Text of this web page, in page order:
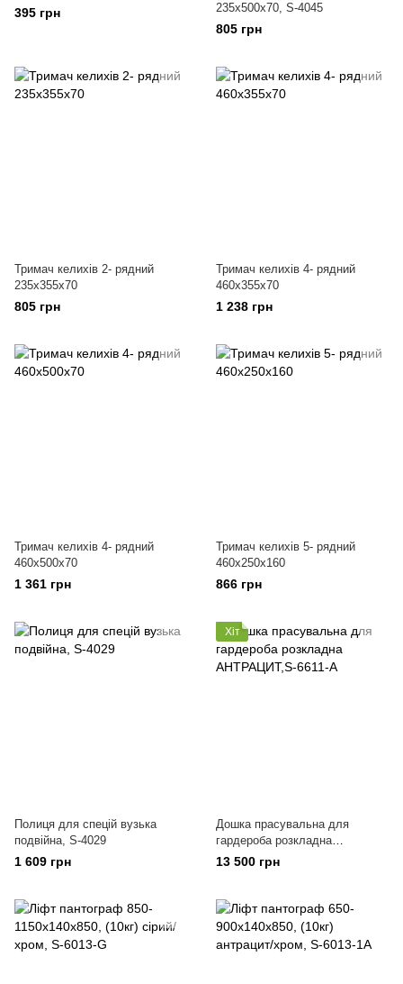
395 грн
235х500х70, S-4045
805 грн
Тримач келихів 2- рядний
235х355х70
805 грн
Тримач келихів 4- рядний
460х355х70
1 238 грн
Тримач келихів 4- рядний
460х500х70
1 361 грн
Тримач келихів 5- рядний
460х250х160
866 грн
Полиця для cпецій вузька
подвійна, S-4029
1 609 грн
Хіт
Дошка прасувальна для
гардероба розкладна
АНТРАЦИТ,S-6611-A
13 500 грн